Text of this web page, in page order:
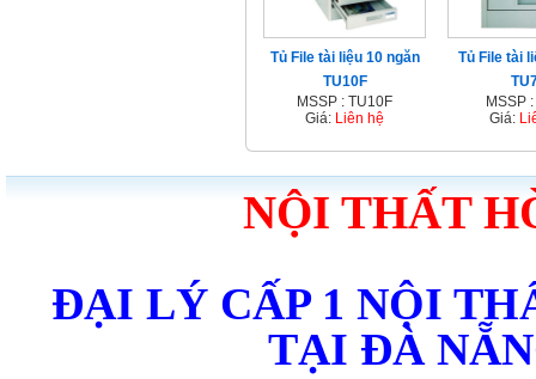
Tủ File tài liệu 10 ngăn
TU10F
MSSP : TU10F
Giá: Liên hệ
Tủ File tài
MSSP
Giá:
NỘI THẤT
ĐẠI LÝ CẤP 1 NỘI
TẠI ĐÀ